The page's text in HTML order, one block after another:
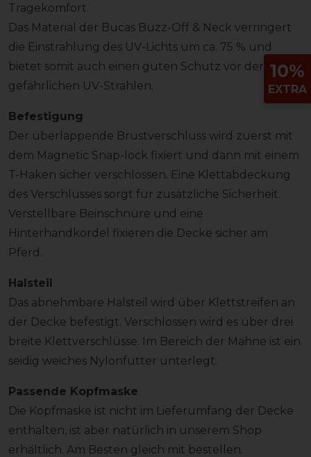
Tragekomfort.
Das Material der Bucas Buzz-Off & Neck verringert
die Einstrahlung des UV-Lichts um ca. 75 % und
bietet somit auch einen guten Schutz vor den
gefährlichen UV-Strahlen.
Befestigung
Der überlappende Brustverschluss wird zuerst mit
dem Magnetic Snap-lock fixiert und dann mit einem
T-Haken sicher verschlossen. Eine Klettabdeckung
des Verschlusses sorgt für zusätzliche Sicherheit.
Verstellbare Beinschnüre und eine
Hinterhandkordel fixieren die Decke sicher am
Pferd.
Halsteil
Das abnehmbare Halsteil wird über Klettstreifen an
der Decke befestigt. Verschlossen wird es über drei
breite Klettverschlüsse. Im Bereich der Mähne ist ein
seidig weiches Nylonfutter unterlegt.
Passende Kopfmaske
Die Kopfmaske ist nicht im Lieferumfang der Decke
enthalten, ist aber natürlich in unserem Shop
erhältlich. Am Besten gleich mit bestellen.
10%
EXTRA